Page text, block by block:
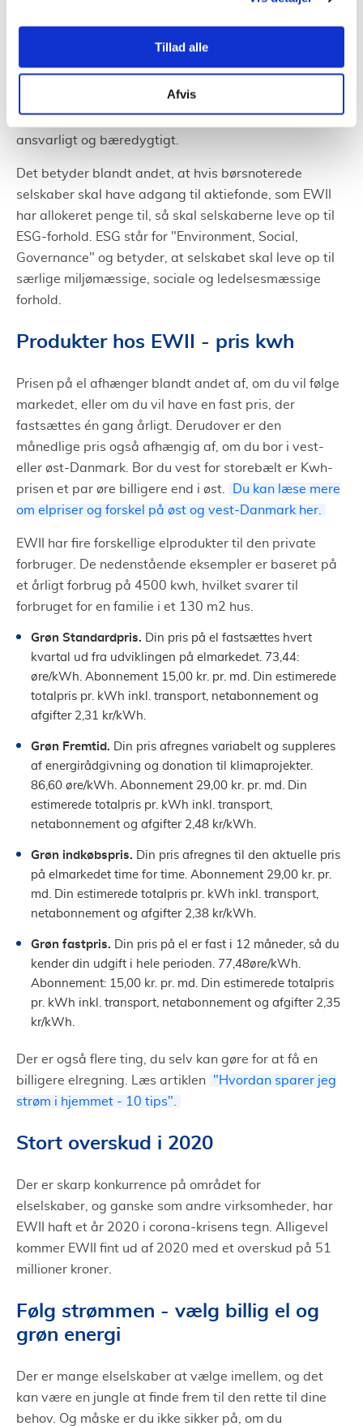
Tillad alle
Afvis
og salg af vand og varme samt for udbygningen, salg
og vedligehold af elnettet.
EWII har derudover datterselskabet EWII Invest, som
det over det seneste år har omlagt til at være mere
ansvarligt og bæredygtigt.
Det betyder blandt andet, at hvis børsnoterede
selskaber skal have adgang til aktiefonde, som EWII
har allokeret penge til, så skal selskaberne leve op til
ESG-forhold. ESG står for "Environment, Social,
Governance" og betyder, at selskabet skal leve op til
særlige miljømæssige, sociale og ledelsesmæssige
forhold.
Produkter hos EWII - pris kwh
Prisen på el afhænger blandt andet af, om du vil følge
markedet, eller om du vil have en fast pris, der
fastsættes én gang årligt. Derudover er den
månedlige pris også afhængig af, om du bor i vest-
eller øst-Danmark. Bor du vest for storebælt er Kwh-
prisen et par øre billigere end i øst.
Du kan læse mere
om elpriser og forskel på øst og vest-Danmark her.
EWII har fire forskellige elprodukter til den private
forbruger. De nedenstående eksempler er baseret på
et årligt forbrug på 4500 kwh, hvilket svarer til
forbruget for en familie i et 130 m2 hus.
Grøn Standardpris. Din pris på el fastsættes hvert
kvartal ud fra udviklingen på elmarkedet. 73,44:
øre/kWh. Abonnement 15,00 kr. pr. md. Din estimerede
totalpris pr. kWh inkl. transport, netabonnement og
afgifter 2,31 kr/kWh.
Grøn Fremtid. Din pris afregnes variabelt og suppleres
af energirådgivning og donation til klimaprojekter.
86,60 øre/kWh. Abonnement 29,00 kr. pr. md. Din
estimerede totalpris pr. kWh inkl. transport,
netabonnement og afgifter 2,48 kr/kWh.
Grøn indkøbspris. Din pris afregnes til den aktuelle pris
på elmarkedet time for time. Abonnement 29,00 kr. pr.
md. Din estimerede totalpris pr. kWh inkl. transport,
netabonnement og afgifter 2,38 kr/kWh.
Grøn fastpris. Din pris på el er fast i 12 måneder, så du
kender din udgift i hele perioden. 77,48øre/kWh.
Abonnement: 15,00 kr. pr. md. Din estimerede totalpris
pr. kWh inkl. transport, netabonnement og afgifter 2,35
kr/kWh.
Der er også flere ting, du selv kan gøre for at få en
billigere elregning. Læs artiklen
"Hvordan sparer jeg
strøm i hjemmet - 10 tips".
Stort overskud i 2020
Der er skarp konkurrence på området for
elselskaber, og ganske som andre virksomheder, har
EWII haft et år 2020 i corona-krisens tegn. Alligevel
kommer EWII fint ud af 2020 med et overskud på 51
millioner kroner.
Følg strømmen - vælg billig el og
grøn energi
Der er mange elselskaber at vælge imellem, og det
kan være en jungle at finde frem til den rette til dine
behov. Og måske er du ikke sikker på, om du